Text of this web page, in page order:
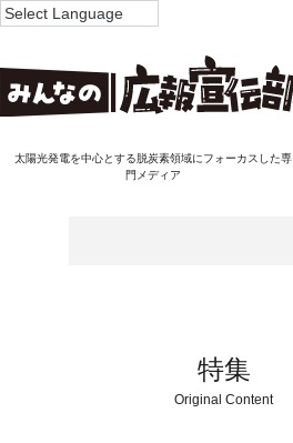
太陽光発電を中心とする脱炭素領域にフォーカスした専
門メディア
特集
Original Content